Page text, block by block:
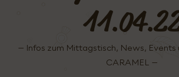
– Infos zum Mittagstisch, News, Events
CARAMEL –